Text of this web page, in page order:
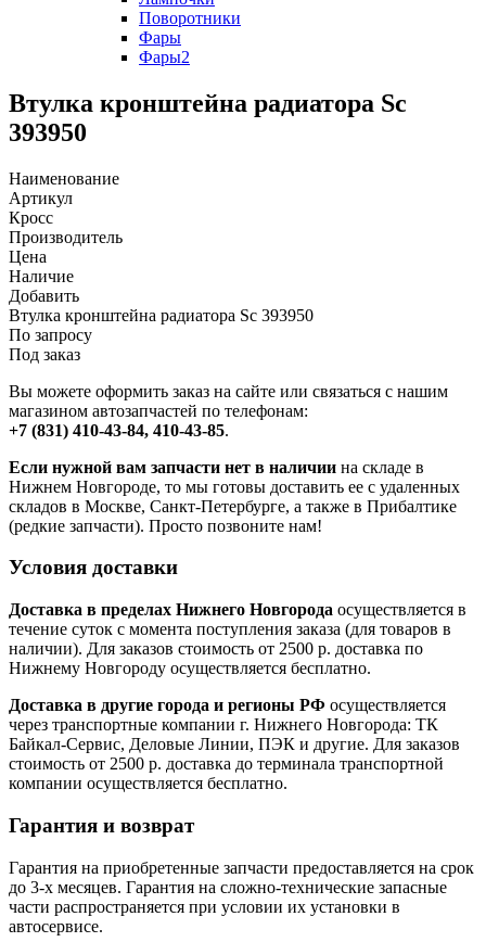
Поворотники
Фары
Фары2
Втулка кронштейна радиатора Sc
393950
Наименование
Артикул
Кросс
Производитель
Цена
Наличие
Добавить
Втулка кронштейна радиатора Sc 393950
По запросу
Под заказ
Вы можете оформить заказ на сайте или связаться с нашим
магазином автозапчастей по телефонам:
+7 (831) 410-43-84, 410-43-85.
Если нужной вам запчасти нет в наличии на складе в
Нижнем Новгороде, то мы готовы доставить ее с удаленных
складов в Москве, Санкт-Петербурге, а также в Прибалтике
(редкие запчасти). Просто позвоните нам!
Условия доставки
Доставка в пределах Нижнего Новгорода осуществляется в
течение суток с момента поступления заказа (для товаров в
наличии). Для заказов стоимость от 2500 р. доставка по
Нижнему Новгороду осуществляется бесплатно.
Доставка в другие города и регионы РФ осуществляется
через транспортные компании г. Нижнего Новгорода: ТК
Байкал-Сервис, Деловые Линии, ПЭК и другие. Для заказов
стоимость от 2500 р. доставка до терминала транспортной
компании осуществляется бесплатно.
Гарантия и возврат
Гарантия на приобретенные запчасти предоставляется на срок
до 3-х месяцев. Гарантия на сложно-технические запасные
части распространяется при условии их установки в
автосервисе.